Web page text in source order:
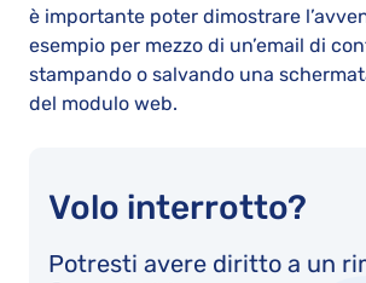
è importante poter dimostrare
esempio per mezzo di un’email di
stampando o salvando una
del modulo web.
Volo interrotto?
Potresti avere diritto a un